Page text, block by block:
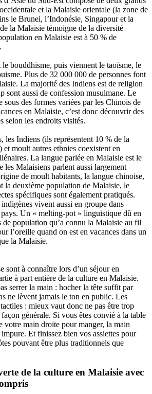
et la Malaisie orientale (la zone de
le Brunei, l’Indonésie, Singapour et la
la Malaisie témoigne de la diversité
en Malaisie est à 50 % de
bouddhisme, puis viennent le taoïsme, le
Plus de 32 000 000 de personnes font
La majorité des Indiens est de religion
sont aussi de confession musulmane. Le
sous des formes variées par les Chinois de
en Malaisie, c’est donc découvrir des
selon les endroits visités.
les Indiens (ils représentent 10 % de la
moult autres ethnies coexistent en
La langue parlée en Malaisie est le
les Malaisiens parlent aussi largement
de moult habitants, la langue chinoise,
la deuxième population de Malaisie, le
spécifiques sont également pratiqués.
vivent aussi en groupe dans
Un « melting-pot » linguistique dû en
de population qu’a connu la Malaisie au fil
l’oreille quand on est en vacances dans un
la Malaisie.
sont à connaître lors d’un séjour en
à part entière de la culture en Malaisie.
serrer la main : hocher la tête suffit par
ne lèvent jamais le ton en public. Les
: mieux vaut donc ne pas être trop
générale. Si vous êtes convié à la table
votre main droite pour manger, la main
Et finissez bien vos assiettes pour
pouvant être plus traditionnels que
de la culture en Malaisie avec